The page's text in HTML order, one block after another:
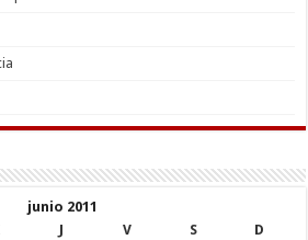
junio 2011
J V S
D